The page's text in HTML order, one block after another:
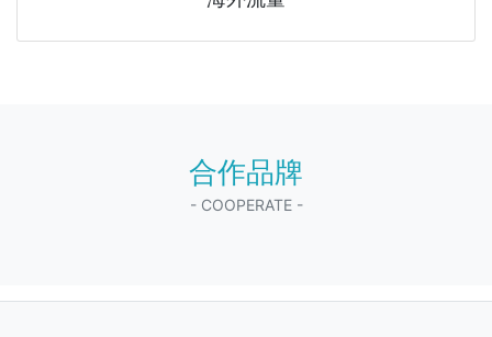
合作品牌
- COOPERATE -